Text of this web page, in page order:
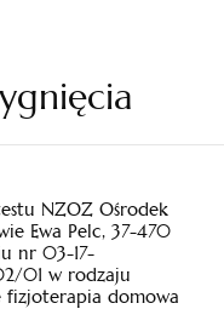
NZOZ Ośrodek
Ewa Pelc, 37-470
nr 03-17-
01 w rodzaju
fizjoterapia domowa